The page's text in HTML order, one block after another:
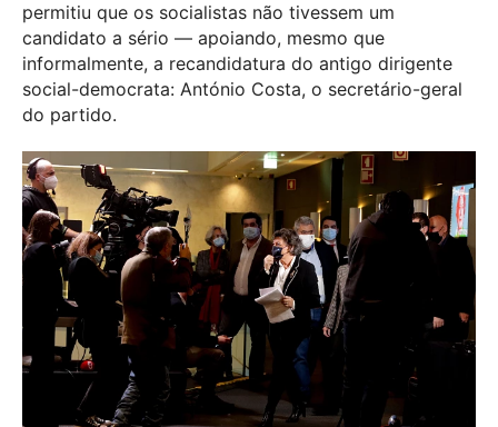
permitiu que os socialistas não tivessem um
candidato a sério — apoiando, mesmo que
informalmente, a recandidatura do antigo dirigente
social-democrata: António Costa, o secretário-geral
do partido.